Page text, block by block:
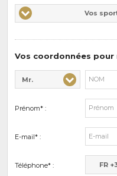
d'intérêts
Vos
sports
Vos
Vos coordonnées
Civilité* :
Mr.
Nom* :
Prénom* :
E-mail* :
Téléphone* : FR